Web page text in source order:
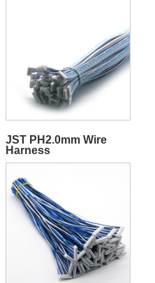
JST PH2.0mm Wire
Harness